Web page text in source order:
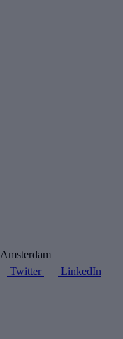
Amsterdam
Twitter LinkedIn